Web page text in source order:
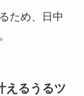
ため、日中
えるうるツ